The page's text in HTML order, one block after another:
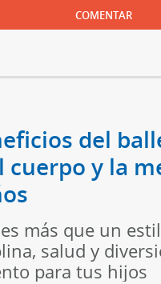
COMENTAR
del
cuerpo y la
más que un
salud y
para tus hijos